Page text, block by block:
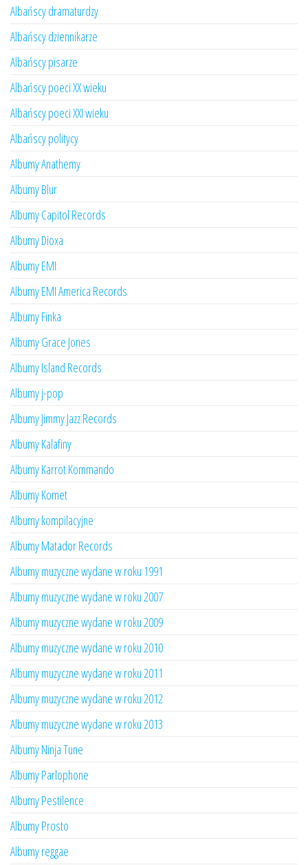
Albańscy dramaturdzy
Albańscy dziennikarze
Albańscy pisarze
Albańscy poeci XX wieku
Albańscy poeci XXI wieku
Albańscy politycy
Albumy Anathemy
Albumy Blur
Albumy Capitol Records
Albumy Dioxa
Albumy EMI
Albumy EMI America Records
Albumy Finka
Albumy Grace Jones
Albumy Island Records
Albumy j-pop
Albumy Jimmy Jazz Records
Albumy Kalafiny
Albumy Karrot Kommando
Albumy Komet
Albumy kompilacyjne
Albumy Matador Records
Albumy muzyczne wydane w roku 1991
Albumy muzyczne wydane w roku 2007
Albumy muzyczne wydane w roku 2009
Albumy muzyczne wydane w roku 2010
Albumy muzyczne wydane w roku 2011
Albumy muzyczne wydane w roku 2012
Albumy muzyczne wydane w roku 2013
Albumy Ninja Tune
Albumy Parlophone
Albumy Pestilence
Albumy Prosto
Albumy reggae